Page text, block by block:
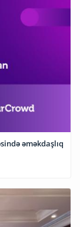
əməkdaşlıq